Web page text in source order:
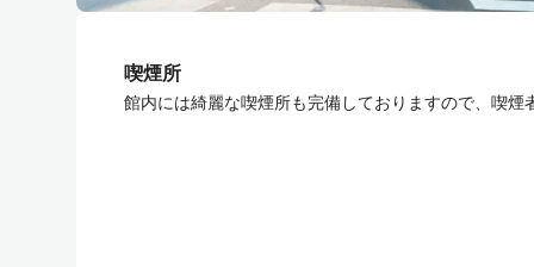
喫煙所
館内には綺麗な喫煙所も完備しておりますので、喫